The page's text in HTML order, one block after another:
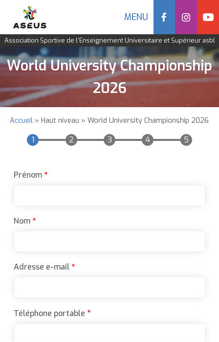
Aller
au
principal
Navigation
mobile
MENU Social
Association Sportive de l'Enseignement Universitaire et Supérieur asbl
World University Championship
2026
Fil
d'Ariane
Accueil Haut niveau World University Championship 2026
Prénom
Nom
Adresse e-mail
Téléphone portable